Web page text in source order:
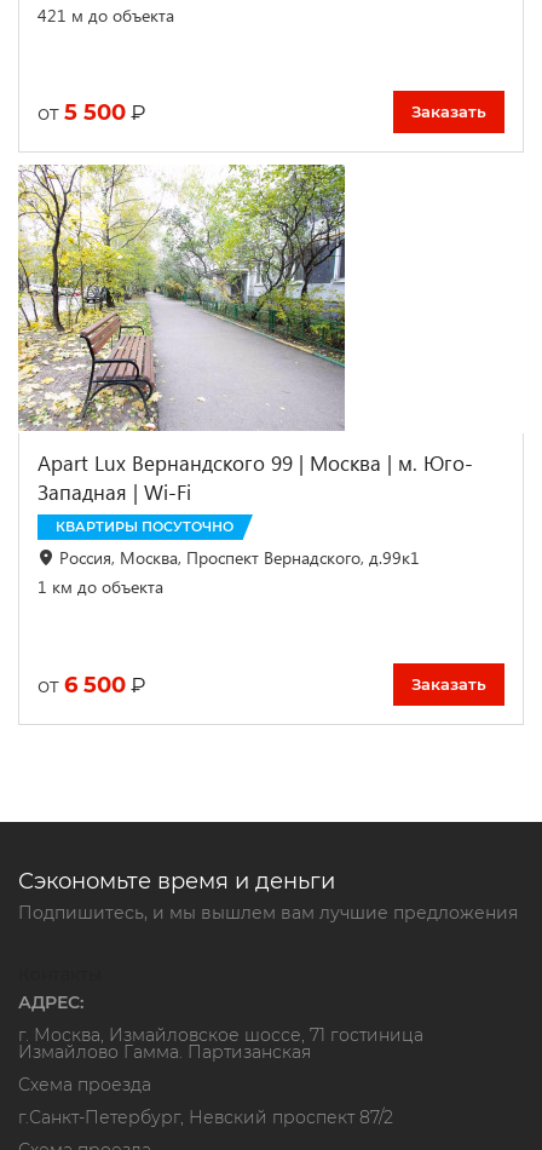
421 м до объекта
от 5 500 ₽ Заказать
Apart Lux Вернандского 99 | Москва | м. Юго-
Западная | Wi-Fi
КВАРТИРЫ ПОСУТОЧНО
Россия, Москва, Проспект Вернадского, д.99к1
1 км до объекта
от 6 500 ₽ Заказать
Сэкономьте время и деньги
Подпишитесь, и мы вышлем вам лучшие предложения
АДРЕС:
г. Москва, Измайловское шоссе, 71 гостиница
Измайлово Гамма. Партизанская
Схема проезда
г.Санкт-Петербург, Невский проспект 87/2